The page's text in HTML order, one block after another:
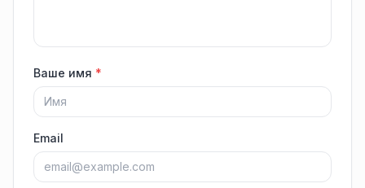
Ваше имя *
Email